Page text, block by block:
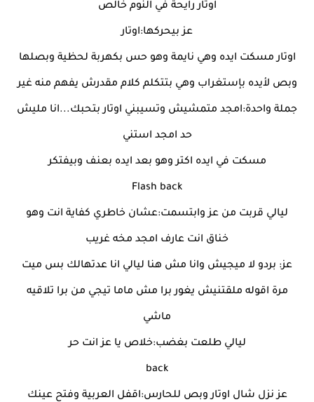
اوتار رايحة في النوم خالص
عز بيحركها:اوتار
اوتار مسكت ايده وهي نايمة وهو حس بكهربة لحظية وبصلها
وبص لأيده بإستغراب وهي بتتكلم كلام مقدرش يفهم منه غير
جملة واحدة:امجد متمشيش وتسيبني اوتار بتحبك...انا مليش
حد امجد استني
مسكت في ايده اكتر وهو بعد ايده بعنف وبيفتكر
Flash back
ليالي قربت من عز وابتسمت:عشان خاطري كفاية انت وهو
خناق انت عارف امجد مخه غريب
عز: بردو لا ميجيش وانا مش هنا ليالي انا عدتهالك بس ميت
مرة اقوله ملقتنيش يغور برا مش ماما تيجي من برا تلاقيه
ماشي
ليالي طلعت بغضب:خلاص يا عز انت حر
back
عز نزل شال اوتار وبص للحارس:اقفل العربية وفتح عينك